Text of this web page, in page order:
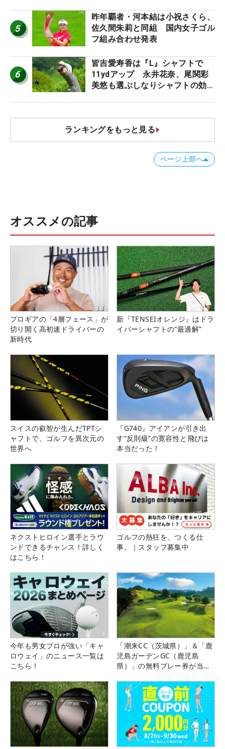
ロたちの“飛ばしギア”】
5
昨年覇者・河本結は小祝さくら、
佐久間朱莉と同組 国内女子ゴル
フ組み合わせ発表
6
皆吉愛寿香は『L』シャフトで
11ydアップ 永井花奈、尾関彩
美悠も選ぶしなりシャフトの効果
ランキングをもっと見る
ページ上部へ
オススメの記事
プロギアの「4層フェース」が
切り開く高初速ドライバーの
新時代
新『TENSEIオレンジ』はドラ
イバーシャフトの“最適解”
スイスの叡智が生んだTPTシ
ャフトで、ゴルフを異次元の
世界へ
『G740』アイアンが引き出
す“反則級”の寛容性と飛びは
本当だった！
ネクストヒロイン選手とラウ
ンドできるチャンス！詳しく
はこちら！
ゴルフの熱狂を、つくる仕
事。｜スタッフ募集中
今年も男女プロが強い「キャ
ロウェイ」のニュース一覧は
こちら！
「潮来CC（茨城県）」＆「鹿
児島ガーデンGC（鹿児島
県）」の無料プレー券が当た